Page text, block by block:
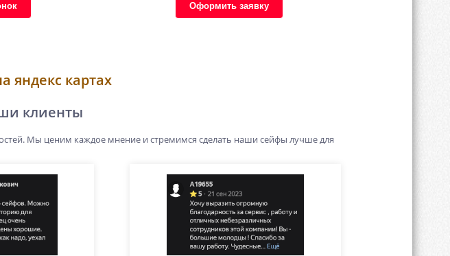
Оформить заявку
яндекс картах
клиенты
Мы ценим каждое мнение и стремимся сделать наши сейфы лучше для